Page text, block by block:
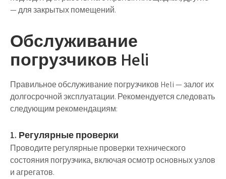
— для закрытых помещений.
Обслуживание
погрузчиков Heli
Правильное обслуживание погрузчиков Heli — залог их
долгосрочной эксплуатации. Рекомендуется следовать
следующим рекомендациям:
1. Регулярные проверки
Проводите регулярные проверки технического
состояния погрузчика, включая осмотр основных узлов
и агрегатов.